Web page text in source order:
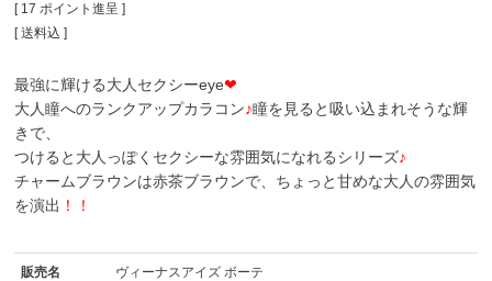
[ 17 ポイント進呈 ]
送料込
最強に輝ける大人セクシーeye❤
大人瞳へのランクアップカラコン♪瞳を見ると吸い込まれそうな輝
きで、
つけると大人っぽくセクシーな雰囲気になれるシリーズ♪
チャームブラウンは赤茶ブラウンで、ちょっと甘めな大人の雰囲気
を演出 ！！
販売名 ヴィーナスアイズ ボーテ